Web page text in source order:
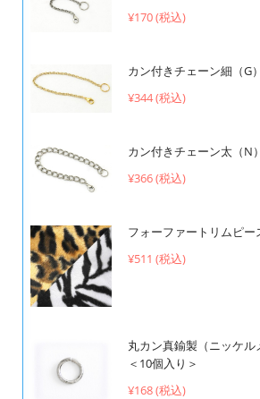
¥170 (税込)
カン付きチェーン細（G
¥344 (税込)
カン付きチェーン太（N
¥366 (税込)
フォーファートリムピー
¥511 (税込)
丸カン真鍮製（ニッケ
＜10個入り＞
¥168 (税込)